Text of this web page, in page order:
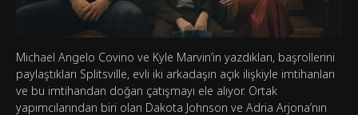
Michael Angelo Covino ve Kyle Marvin’in yazdıkları, başrollerini
paylaştıkları Splitsville, evli iki arkadaşın açık ilişkiyle imtihanları
ve bu imtihandan doğan çatışmayı ele alıyor. Ortak
yapımcılarından biri olan Dakota Johnson ve Adria Arjona’nın